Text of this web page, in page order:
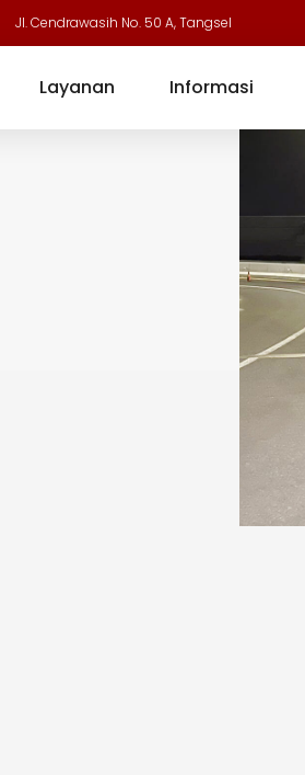
Jl. Cendrawasih No. 50 A, Tangsel
Layanan Informasi